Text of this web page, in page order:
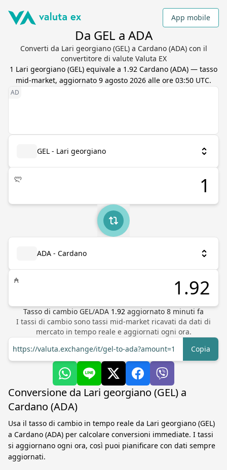
App mobile
Da GEL a ADA
Converti da Lari georgiano (GEL) a Cardano (ADA) con il
convertitore di valute Valuta EX
1 Lari georgiano (GEL) equivale a 1.92 Cardano (ADA) — tasso
mid-market, aggiornato 9 agosto 2026 alle ore 03:50 UTC.
GEL - Lari georgiano
ლ
ADA - Cardano
₳
Tasso di cambio GEL/ADA 1.92 aggiornato 8 minuti fa
I tassi di cambio sono tassi mid-market ricavati da dati di
mercato in tempo reale e aggiornati ogni ora.
https://valuta.exchange/it/gel-to-ada?amount=1
Copia
Conversione da Lari georgiano (GEL) a
Cardano (ADA)
Usa il tasso di cambio in tempo reale da Lari georgiano (GEL)
a Cardano (ADA) per calcolare conversioni immediate. I tassi
si aggiornano ogni ora, così puoi pianificare con dati sempre
aggiornati.